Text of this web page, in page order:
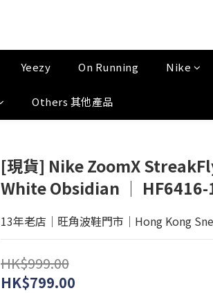
Yeezy On Running Nike
Others 其他產品
[現貨] Nike ZoomX
White Obsidian │ HF6416-
13年老店│旺角波鞋門市│Hong Kong
HK$999.00
HK$799.00